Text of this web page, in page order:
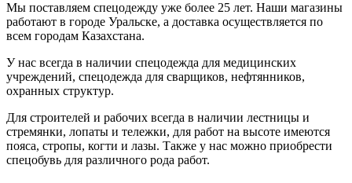
Мы поставляем спецодежду уже более 25 лет. Наши магазины
работают в городе Уральске, а доставка осуществляется по
всем городам Казахстана.
У нас всегда в наличии спецодежда для медицинских
учреждений, спецодежда для сварщиков, нефтянников,
охранных структур.
Для строителей и рабочих всегда в наличии лестницы и
стремянки, лопаты и тележки, для работ на высоте имеются
пояса, стропы, когти и лазы. Также у нас можно приобрести
спецобувь для различного рода работ.